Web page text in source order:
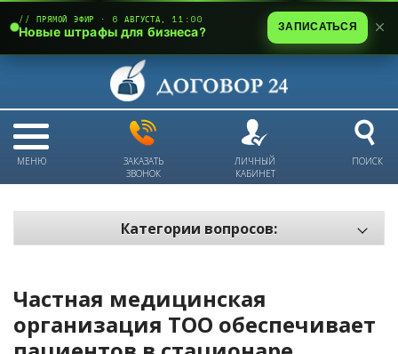
МЕНЮ
ЗАКАЗАТЬ
ЗВОНОК
ЛИЧНЫЙ
КАБИНЕТ
ПОИСК
Категории вопросов:
Техника безопасности и охрана труда
Антикризис: трудовые отношения
Частная медицинская
организация ТОО обеспечивает
// ПРЯМОЙ ЭФИР · 6 АВГУСТА, 11:00
Новые штрафы для бизнеса? ЗАПИСАТЬСЯ